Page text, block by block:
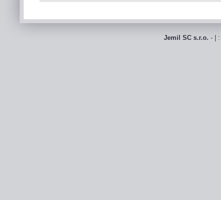
Jemil SC s.r.o. - |